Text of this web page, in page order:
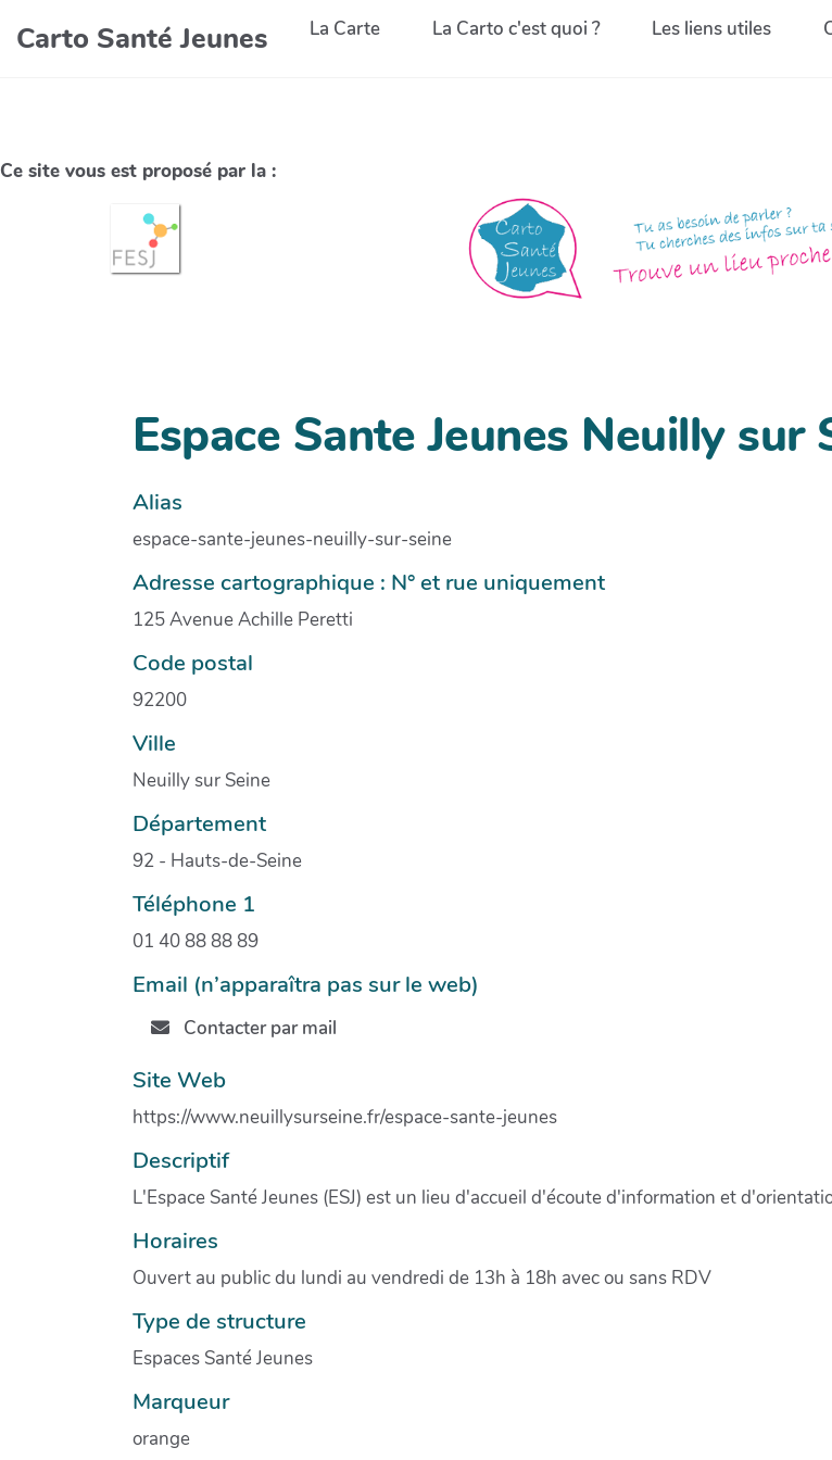
Carto Santé Jeunes La Carte La Carto c'est quoi ? Les liens utiles
Ce site vous est proposé par la :
Espace Sante Jeunes Neuilly sur
Alias
espace-sante-jeunes-neuilly-sur-seine
Adresse cartographique : N° et rue uniquement
125 Avenue Achille Peretti
Code postal
92200
Ville
Neuilly sur Seine
Département
92 - Hauts-de-Seine
Téléphone 1
01 40 88 88 89
Email (n’apparaîtra pas sur le web)
Contacter par mail
Site Web
https://www.neuillysurseine.fr/espace-sante-jeunes
Descriptif
L'Espace Santé Jeunes (ESJ) est un lieu d'accueil d'écoute d'information et
Horaires
Ouvert au public du lundi au vendredi de 13h à 18h avec ou sans RDV
Type de structure
Espaces Santé Jeunes
Marqueur
orange